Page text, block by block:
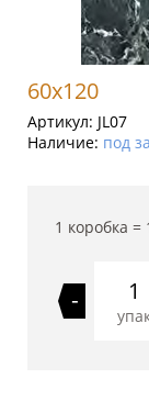
60x120
Артикул: JL07
Наличие: под
1 коробка =
-